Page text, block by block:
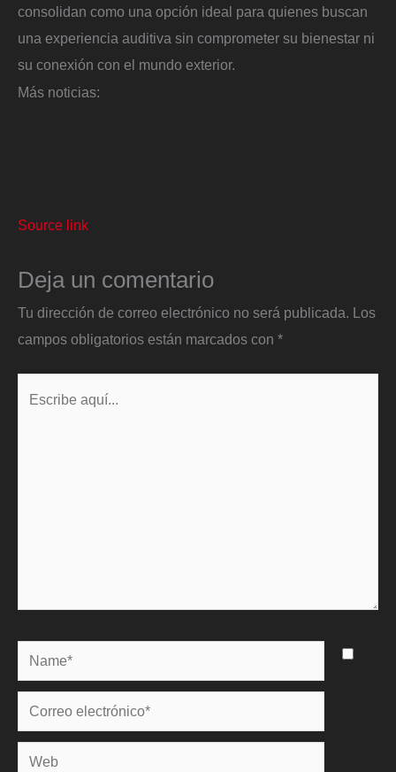
consolidan como una opción ideal para quienes buscan
una experiencia auditiva sin comprometer su bienestar ni
su conexión con el mundo exterior.
Más noticias:
Source link
Deja un comentario
Tu dirección de correo electrónico no será publicada. Los
campos obligatorios están marcados con *
Name*
Correo
electrónico*
Web